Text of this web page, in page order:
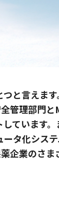
と言えます
管理部門
ています
タ化シス
企業のさ